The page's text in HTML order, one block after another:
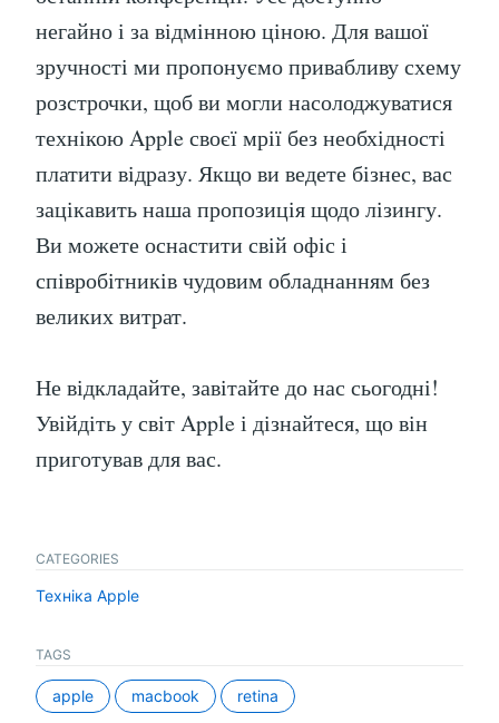
негайно і за відмінною ціною. Для вашої
зручності ми пропонуємо привабливу схему
розстрочки, щоб ви могли насолоджуватися
технікою Apple своєї мрії без необхідності
платити відразу. Якщо ви ведете бізнес, вас
зацікавить наша пропозиція щодо лізингу.
Ви можете оснастити свій офіс і
співробітників чудовим обладнанням без
великих витрат.
Не відкладайте, завітайте до нас сьогодні!
Увійдіть у світ Apple і дізнайтеся, що він
приготував для вас.
CATEGORIES
Техніка Apple
TAGS
apple macbook retina